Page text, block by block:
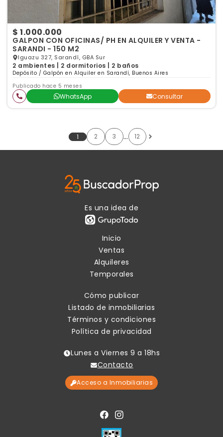
$ 1.000.000
GALPON CON OFICINAS/ PH EN ALQUILER Y VENTA -
SARANDI - 150 M2
Iguazu 327, Sarandí, GBA Sur
2 ambientes | 2 dormitorios | 2 baños
Depósito / Galpón en Alquiler en Sarandí, Buenos Aires
Publicado hace 5 meses
WhatsApp Consultar
1 2 3 … 12
Es una idea de
Inicio
Ventas
Alquileres
Temporales
Cómo publicar
Listado de inmobiliarias
Términos y condiciones
Política de privacidad
Lunes a Viernes 9 a 18hs
Contacto
Acceso a Inmobiliarias